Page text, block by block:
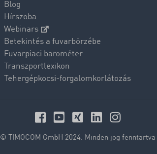
Blog
Hírszoba
Webinars
Betekintés a fuvarbörzébe
Fuvarpiaci barométer
Transzportlexikon
Tehergépkocsi-forgalomkorlátozás
© TIMOCOM GmbH 2024. Minden jog fenntartva